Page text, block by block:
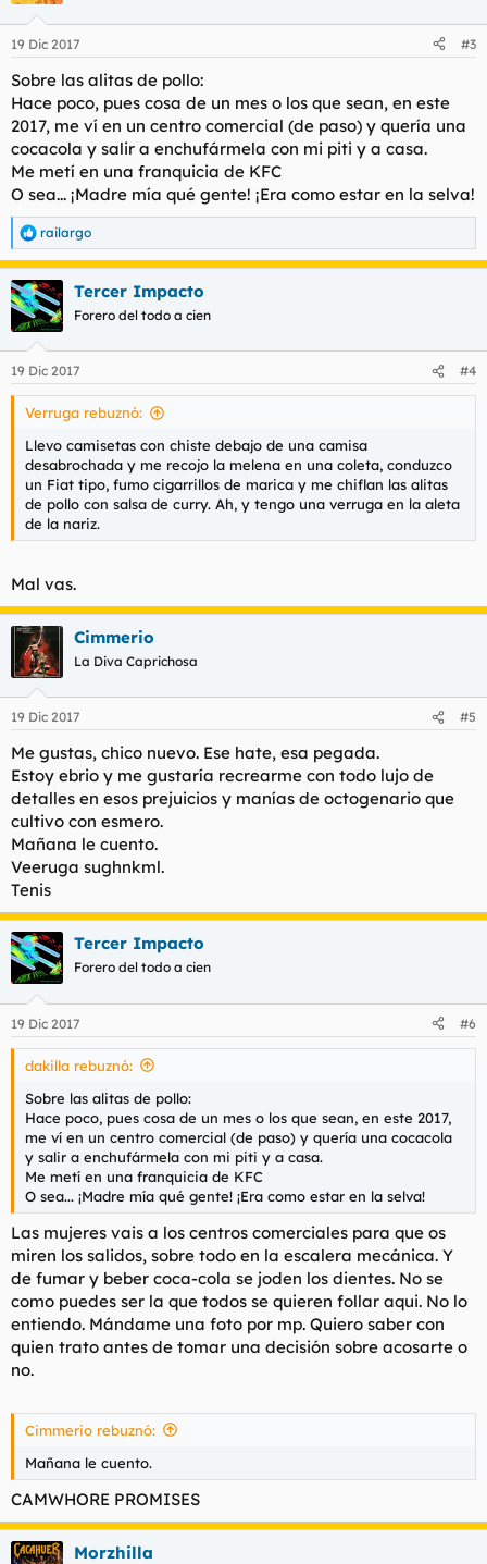
19 Dic 2017 #3
Sobre las alitas de pollo:
Hace poco, pues cosa de un mes o los que sean, en este
2017, me ví en un centro comercial (de paso) y quería una
cocacola y salir a enchufármela con mi piti y a casa.
Me metí en una franquicia de KFC
O sea... ¡Madre mía qué gente! ¡Era como estar en la selva!
R
e
a
c
c
i
e
s
railargo
Tercer Impacto
Forero del todo a cien
19 Dic 2017 #4
Verruga rebuznó:
Llevo camisetas con chiste debajo de una camisa
desabrochada y me recojo la melena en una coleta, conduzco
un Fiat tipo, fumo cigarrillos de marica y me chiflan las alitas
de pollo con salsa de curry. Ah, y tengo una verruga en la aleta
de la nariz.
Mal vas.
Cimmerio
La Diva Caprichosa
19 Dic 2017 #5
Me gustas, chico nuevo. Ese hate, esa pegada.
Estoy ebrio y me gustaría recrearme con todo lujo de
detalles en esos prejuicios y manías de octogenario que
cultivo con esmero.
Mañana le cuento.
Veeruga sughnkml.
Tenis
Tercer Impacto
Forero del todo a cien
19 Dic 2017 #6
dakilla rebuznó:
Sobre las alitas de pollo:
Hace poco, pues cosa de un mes o los que sean, en este 2017,
me ví en un centro comercial (de paso) y quería una cocacola
y salir a enchufármela con mi piti y a casa.
Me metí en una franquicia de KFC
O sea... ¡Madre mía qué gente! ¡Era como estar en la selva!
Las mujeres vais a los centros comerciales para que os
miren los salidos, sobre todo en la escalera mecánica. Y
de fumar y beber coca-cola se joden los dientes. No se
como puedes ser la que todos se quieren follar aqui. No lo
entiendo. Mándame una foto por mp. Quiero saber con
quien trato antes de tomar una decisión sobre acosarte o
no.
Cimmerio rebuznó:
Mañana le cuento.
CAMWHORE PROMISES
Morzhilla